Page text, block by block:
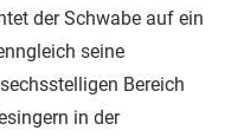
der Schwabe auf ein
seine
Bereich
in der